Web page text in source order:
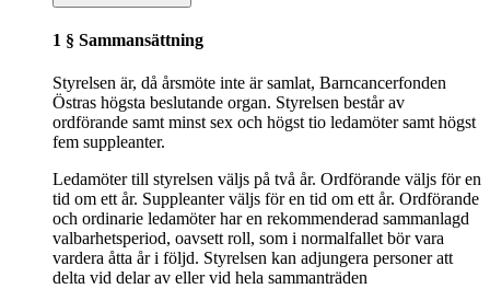
1 § Sammansättning
Styrelsen är, då årsmöte inte är samlat, Barncancerfonden
Östras högsta beslutande organ. Styrelsen består av
ordförande samt minst sex och högst tio ledamöter samt högst
fem suppleanter.
Ledamöter till styrelsen väljs på två år. Ordförande väljs för en
tid om ett år. Suppleanter väljs för en tid om ett år. Ordförande
och ordinarie ledamöter har en rekommenderad sammanlagd
valbarhetsperiod, oavsett roll, som i normalfallet bör vara
vardera åtta år i följd. Styrelsen kan adjungera personer att
delta vid delar av eller vid hela sammanträden